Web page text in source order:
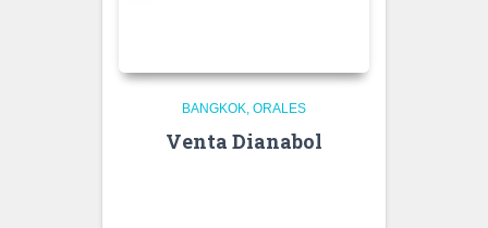
BANGKOK ORALES
Venta Dianabol